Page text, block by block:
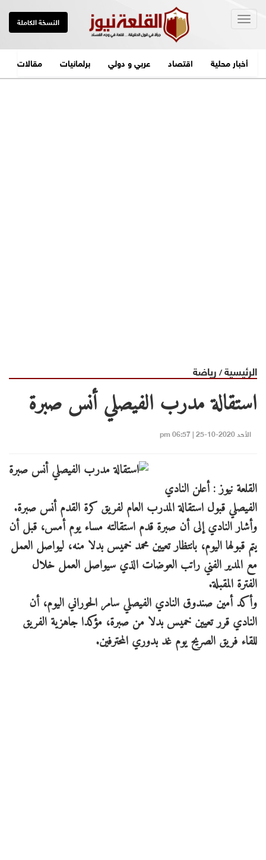
النسخة الكاملة
أخبار محلية اقتصاد عربي و دولي برلمانيات مقالات
الرئيسية/ رياضة
استقالة مدرب الفيصلي أنس صبرة
الأحد 2020-10-25 | 06:57 pm
القلعة نيوز : أعلن النادي
الفيصلي قبول استقالة المدرب العام لفريق كرة القدم أنس صبرة.
وأشار النادي إلى أن صبرة قدم استقالته مساء يوم أمس، قبل أن
يتم قبولها اليوم، بانتظار تعيين محمد خميس بدلا منه، ليواصل العمل
مع المدير الفني راتب العوضات الذي سيواصل العمل خلال
الفترة المقبلة.
وأكد أمين صندوق النادي الفيصلي سامر الحوراني اليوم، أن
النادي قرر تعيين خميس بدلا من صبرة، مؤكدا جاهزية الفريق
للقاء فريق الصريح يوم غد بدوري المحترفين.